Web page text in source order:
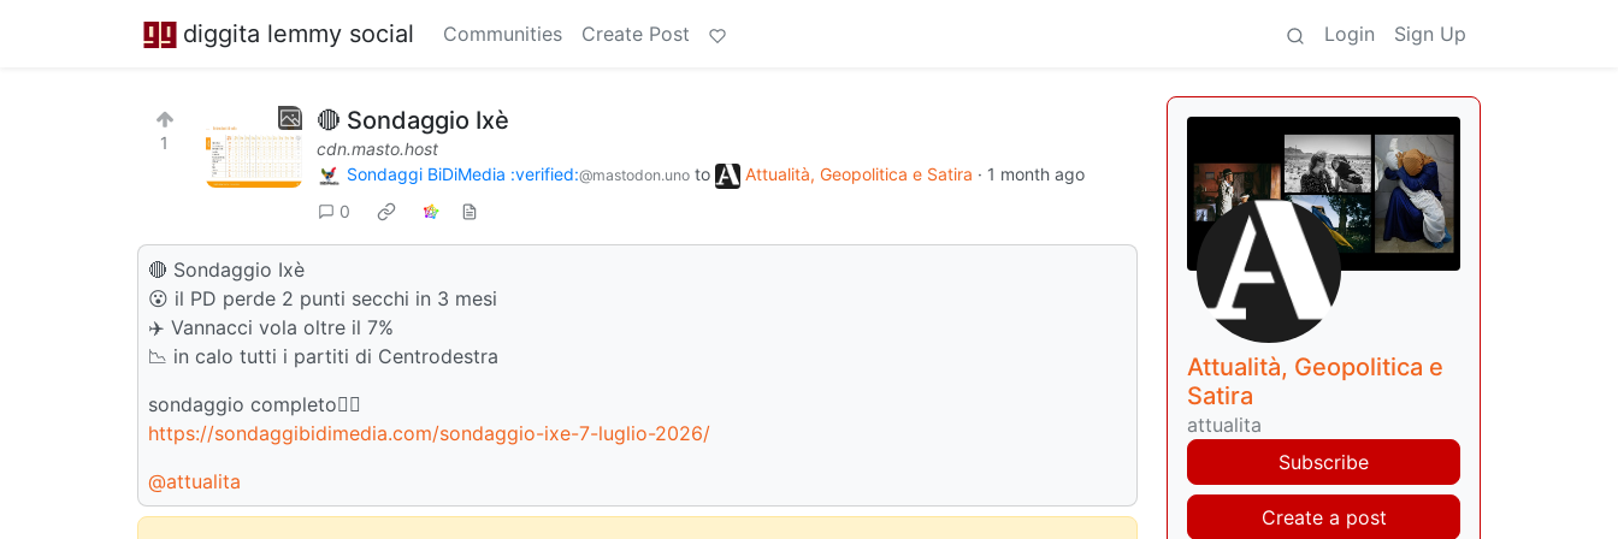
diggita lemmy social Communities Create Post Login Sign Up
1
🔴 Sondaggio Ixè
cdn.masto.host
Sondaggi BiDiMedia :verified:@mastodon.uno to Attualità, Geopolitica e Satira · 1 month ago
0
🔴 Sondaggio Ixè
😮 il PD perde 2 punti secchi in 3 mesi
✈️ Vannacci vola oltre il 7%
📉 in calo tutti i partiti di Centrodestra
sondaggio completo👇🏻
https://sondaggibidimedia.com/sondaggio-ixe-7-luglio-2026/
@attualita
Attualità, Geopolitica e
Satira
attualita
Subscribe
Create a post